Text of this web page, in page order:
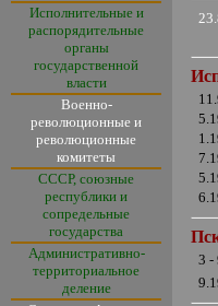
Исполнительные и
распорядительные
органы
государственной
власти
Военно-
революционные и
революционные
комитеты
СССР, союзные
республики и
сопредельные
государства
Административно-
территориальное
деление
3 -